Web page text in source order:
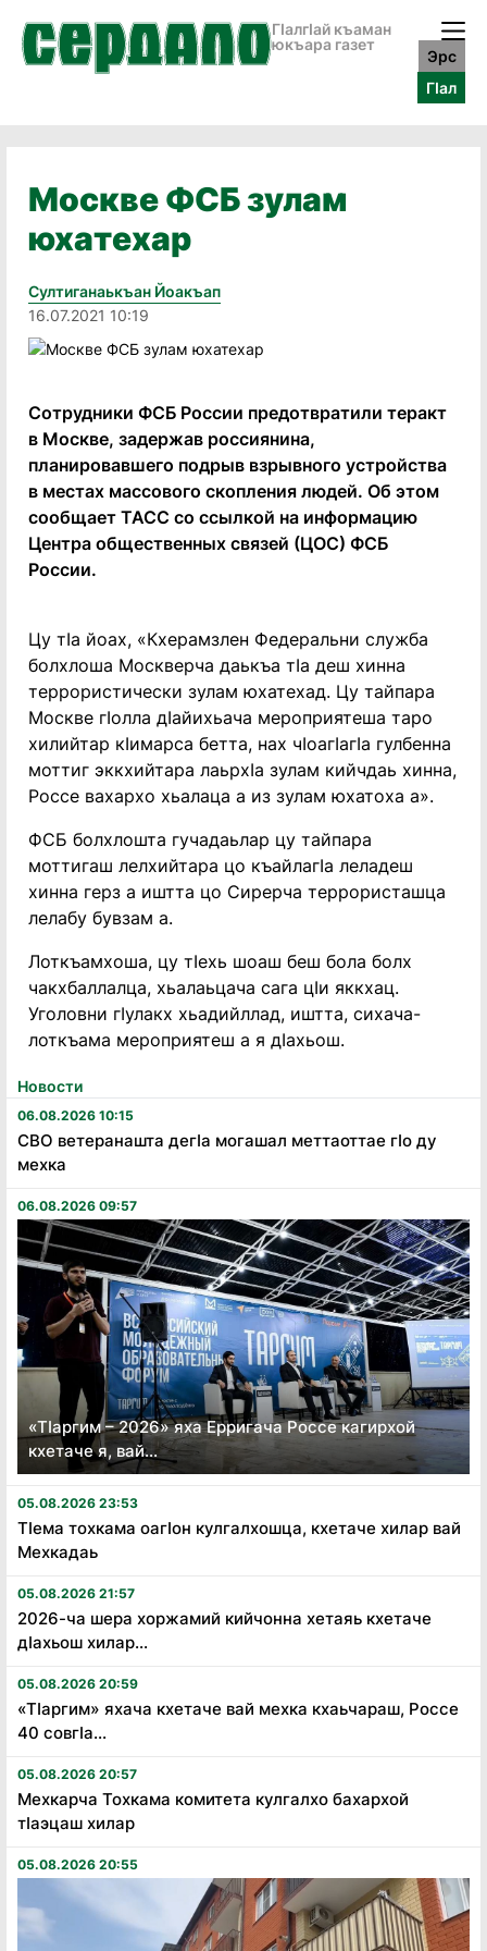
ГӀалгӀай къаман
юкъара газет
Эрс
ГӀал
Новости
06.08.2026 10:15
СВО ветеранашта дегӏа могашал меттаоттае гӏо ду
мехка
06.08.2026 09:57
«Тӏаргим – 2026» яха Ерригача Россе кагирхой
кхетаче я, вай...
05.08.2026 23:53
Тӏема тохкама оагӏон кулгалхошца, кхетаче хилар вай
Мехкадаь
05.08.2026 21:57
2026-ча шера хоржамий кийчонна хетаяь кхетаче
дӏахьош хилар...
05.08.2026 20:59
«Тӏаргим» яхача кхетаче вай мехка кхаьчараш, Россе
40 совгӏа...
05.08.2026 20:57
Мехкарча Тохкама комитета кулгалхо бахархой
тӏаэцаш хилар
05.08.2026 20:55
Москве ФСБ зулам
юхатехар
Султиганаькъан Йоакъап
16.07.2021 10:19
Сотрудники ФСБ России предотвратили теракт
в Москве, задержав россиянина,
планировавшего подрыв взрывного устройства
в местах массового скопления людей. Об этом
сообщает ТАСС со ссылкой на информацию
Центра общественных связей (ЦОС) ФСБ
России.
Цу тIа йоах, «Кхерамзлен Федеральни служба
болхлоша Москверча даькъа тIа деш хинна
террористически зулам юхатехад. Цу тайпара
Москве гIолла дIайихьача мероприятеша таро
хилийтар кIимарса бетта, нах чIоагIагIа гулбенна
моттиг эккхийтара лаьрхIа зулам кийчдаь хинна,
Россе вахархо хьалаца а из зулам юхатоха а».
ФСБ болхлошта гучадаьлар цу тайпара
моттигаш лелхийтара цо къайлагIа леладеш
хинна герз а иштта цо Сирерча террористашца
лелабу бувзам а.
Лоткъамхоша, цу тIехь шоаш беш бола болх
чакхбаллалца, хьалаьцача сага цIи яккхац.
Уголовни гIулакх хьадийллад, иштта, сихача-
лоткъама мероприятеш а я дIахьош.